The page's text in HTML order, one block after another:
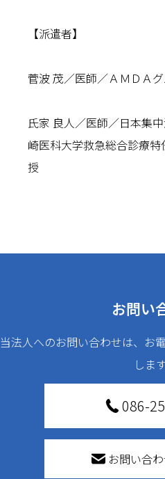
【派遣者】
菅波 茂／医師／ＡＭＤＡ
氏家 良人／医師／日本集
崎医科大学救急総合診療
授
お問い
当法人へのお問い合わせは、お
します
086-
お問い合